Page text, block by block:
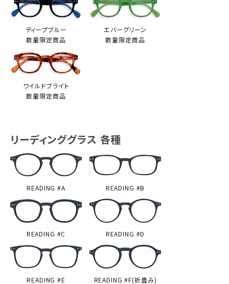
ディープブルー
数量限定商品
エバーグリーン
数量限定商品
ワイルドブライト
数量限定商品
リーディンググラス 各種
READING #A READING #B
READING #C READING #D
READING #E READING #F(折畳み)